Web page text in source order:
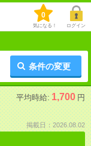
0
気になる！ ログイン
条件の変更
平均時給: 1,700 円
掲載日：2026.08.02